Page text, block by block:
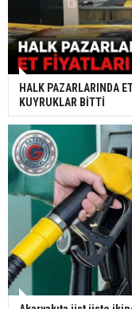
HALK PAZARLARINDA
KUYRUKLAR BİTTİ